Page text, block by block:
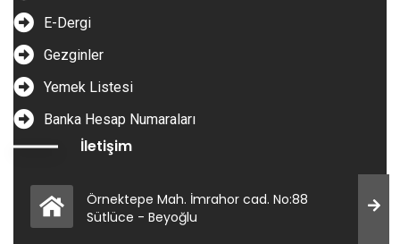
E-Dergi
Gezginler
Yemek Listesi
Banka Hesap Numaraları
İletişim
Örnektepe Mah. İmrahor cad. No:88
Sütlüce - Beyoğlu